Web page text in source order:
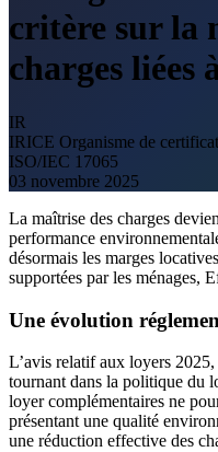
critère sur la
charges liées
IR
IRICE Organisme de
ISO/IEC 17065
03 novembre 2025
La maîtrise des charges
performance
désormais les marges
supportées par les ménages,
Une évolution
L’avis relatif aux loyers
tournant dans la politique du
loyer complémentaires ne
présentant une qualité
une réduction effective des